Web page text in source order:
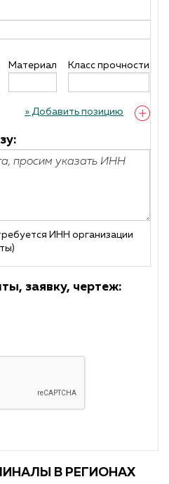
Материал Класс прочности
» Добавить позицию
ИНН организации
заявку, чертеж:
В РЕГИОНАХ